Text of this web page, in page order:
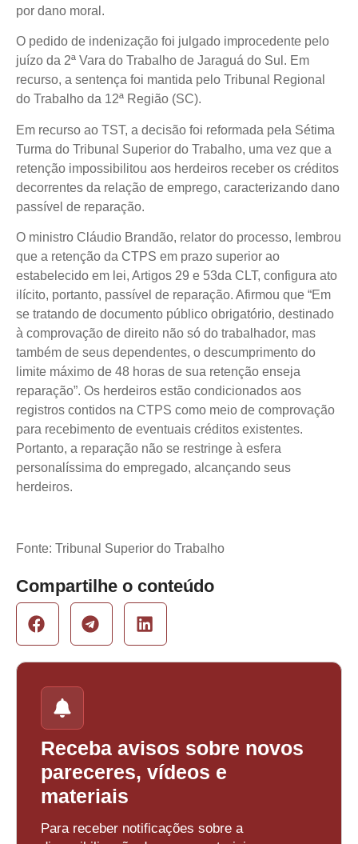
por dano moral.
O pedido de indenização foi julgado improcedente pelo
juízo da 2ª Vara do Trabalho de Jaraguá do Sul. Em
recurso, a sentença foi mantida pelo Tribunal Regional
do Trabalho da 12ª Região (SC).
Em recurso ao TST, a decisão foi reformada pela Sétima
Turma do Tribunal Superior do Trabalho, uma vez que a
retenção impossibilitou aos herdeiros receber os créditos
decorrentes da relação de emprego, caracterizando dano
passível de reparação.
O ministro Cláudio Brandão, relator do processo, lembrou
que a retenção da CTPS em prazo superior ao
estabelecido em lei, Artigos 29 e 53da CLT, configura ato
ilícito, portanto, passível de reparação. Afirmou que “Em
se tratando de documento público obrigatório, destinado
à comprovação de direito não só do trabalhador, mas
também de seus dependentes, o descumprimento do
limite máximo de 48 horas de sua retenção enseja
reparação”. Os herdeiros estão condicionados aos
registros contidos na CTPS como meio de comprovação
para recebimento de eventuais créditos existentes.
Portanto, a reparação não se restringe à esfera
personalíssima do empregado, alcançando seus
herdeiros.
Fonte: Tribunal Superior do Trabalho
Compartilhe o conteúdo
Receba avisos sobre novos
pareceres, vídeos e
materiais
Para receber notificações sobre a